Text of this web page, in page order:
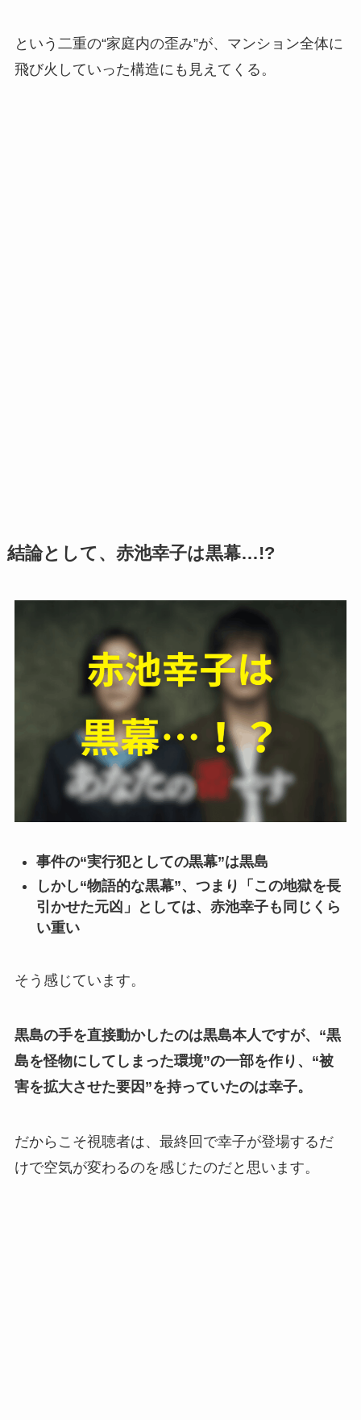
という二重の“家庭内の歪み”が、マンション全体に
飛び火していった構造にも見えてくる。
結論として、 赤池幸子は黒幕…!?
事件の“実行犯としての黒幕”は黒島
しかし“物語的な黒幕”、つまり「この地獄を長
引かせた元凶」としては、赤池幸子も同じくら
い重い
そう感じています。
黒島の手を直接動かしたのは黒島本人ですが、“黒
島を怪物にしてしまった環境”の一部を作り、“被
害を拡大させた要因”を持っていたのは幸子。
だからこそ視聴者は、最終回で幸子が登場するだ
けで空気が変わるのを感じたのだと思います。